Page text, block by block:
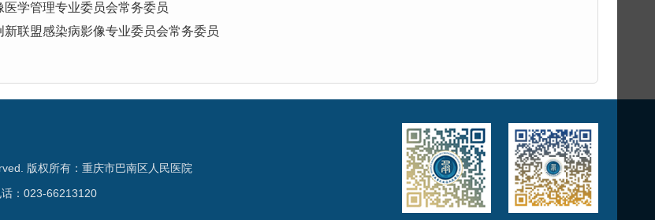
学管理专业委员会常务委员
联盟感染病影像专业委员会常务委员
版权所有：重庆市巴南区人民医院
：023-66213120